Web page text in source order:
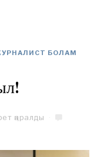
БОЛАМ
қаралды